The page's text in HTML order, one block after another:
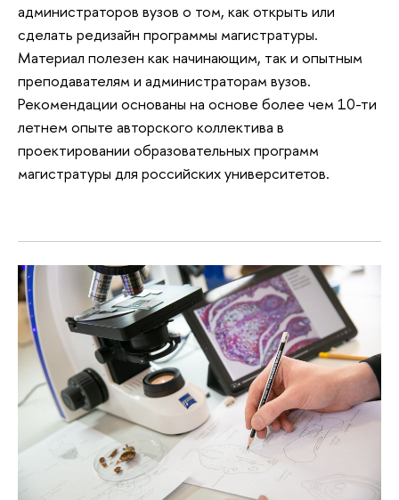
администраторов вузов о том, как открыть или
сделать редизайн программы магистратуры.
Материал полезен как начинающим, так и опытным
преподавателям и администраторам вузов.
Рекомендации основаны на основе более чем 10-ти
летнем опыте авторского коллектива в
проектировании образовательных программ
магистратуры для российских университетов.